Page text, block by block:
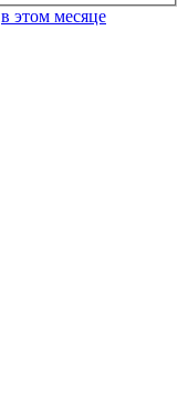
в этом месяце